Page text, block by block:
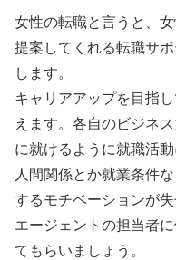
女性の転職と言うと、
提案してくれる転職サ
します。
キャリアアップを目指
えます。各自のビジネ
に就けるように就職活動
人間関係とか就業条件
するモチベーションが
エージェントの担当者
てもらいましょう。